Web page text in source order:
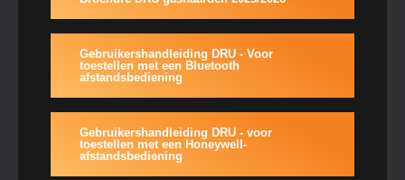
Gebruikershandleiding DRU - Voor
toestellen met een Bluetooth
afstandsbediening
Gebruikershandleiding DRU - voor
toestellen met een Honeywell-
afstandsbediening